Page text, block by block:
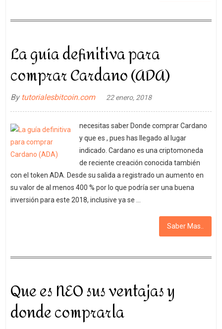
La guía definitiva para
comprar Cardano (ADA)
By tutorialesbitcoin.com 22 enero, 2018
necesitas saber Donde comprar Cardano
y que es , pues has llegado al lugar
indicado. Cardano es una criptomoneda
de reciente creación conocida también
con el token ADA. Desde su salida a registrado un aumento en
su valor de al menos 400 % por lo que podría ser una buena
inversión para este 2018, inclusive ya se …
Saber Mas..
Que es NEO sus ventajas y
donde comprarla